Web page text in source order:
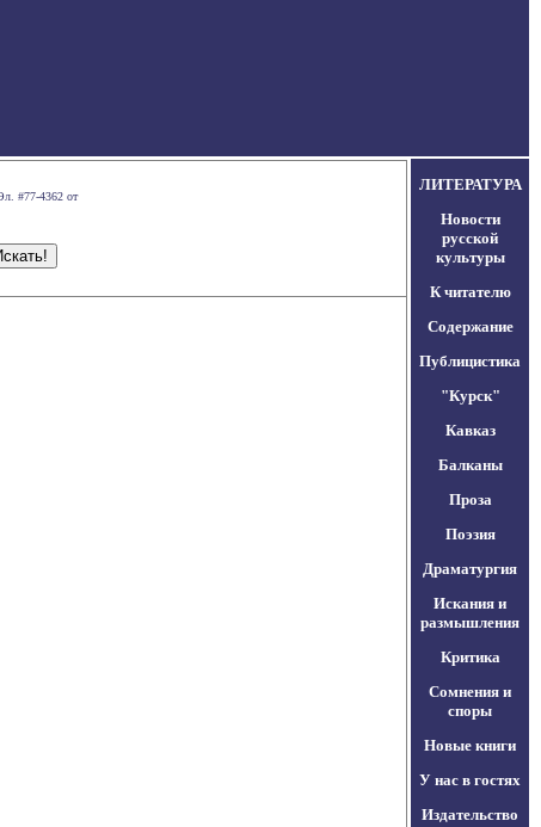
#77-4362 от
ЛИТЕРАТУРА
Новости
русской
культуры
К читателю
Содержание
Публицистика
"Курск"
Кавказ
Балканы
Проза
Поэзия
Драматургия
Искания и
размышления
Критика
Сомнения и
споры
Новые книги
У нас в гостях
Издательство